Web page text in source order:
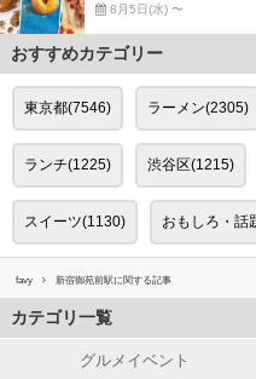
8月5日(水) 〜
おすすめカテゴリー
東京都(7546) ラーメン(2305)
ランチ(1225) 渋谷区(1215)
スイーツ(1130) おもしろ・話
favy 新宿御苑前駅に関する記事
カテゴリ一覧
グルメイベント